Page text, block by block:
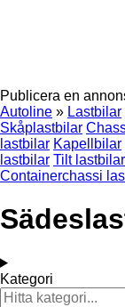
Publicera en
Autoline » Lastbilar
Skåplastbilar
lastbilar Kapellbilar
lastbilar Tilt lastbilar
Containerchassi
Kategori